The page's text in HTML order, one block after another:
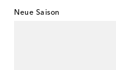
Neue Saison